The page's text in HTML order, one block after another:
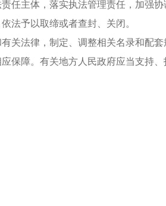
主体，落实执法管理责任，加强协
法予以取缔或者查封、关闭。
法律，制定、调整相关名录和配套
障。有关地方人民政府应当支持、